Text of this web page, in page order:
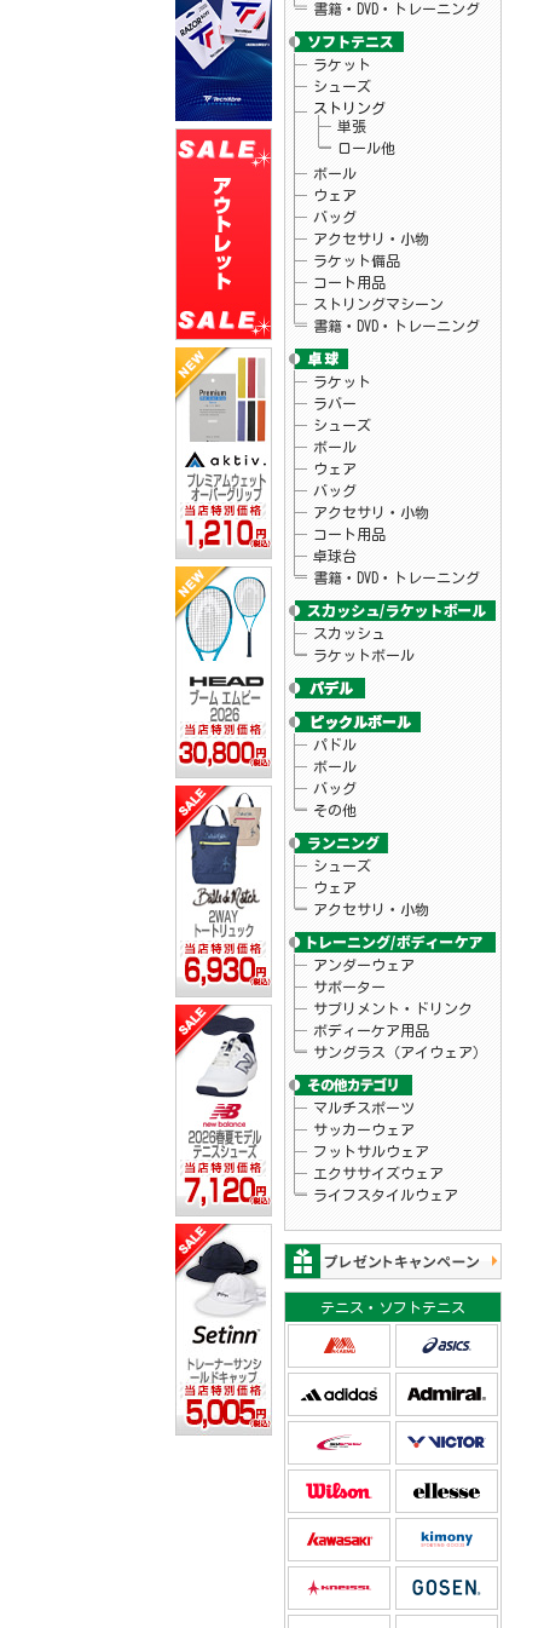
26.04.15 ウィルソン
テニスラケット・バッグ「ブレード V10」
シリーズ販売開始！
26.04.15 ブルイク
「アスリートUVアンブレラ」予約開始！
26.04.10 アクティフ
テニスグリップテープ「プレミアムウェッ
トオーバーグリップ」新発売！
26.04.07 ウィルソン
テニスラケット「ローランギャロスチーム
102」予約開始！
26.04.07 ウィルソン
テニスラケット「ローランギャロスコレク
ションモデル」入荷しました♪
26.04.03 ゴーセン
夏企画Tシャツ・ロゴキャップ予約開始！
書籍・DVD・トレーニング
ラケット
シューズ
ストリング
単張
ロール他
ボール
ウェア
バッグ
アクセサリ・小物
ラケット備品
コート用品
ストリングマシーン
書籍・DVD・トレーニング
ラケット
ラバー
シューズ
ボール
ウェア
バッグ
アクセサリ・小物
コート用品
卓球台
書籍・DVD・トレーニング
スカッシュ
ラケットボール
パドル
ボール
バッグ
その他
シューズ
ウェア
アクセサリ・小物
アンダーウェア
サポーター
サプリメント・ドリンク
ボディーケア用品
サングラス（アイウェア）
マルチスポーツ
サッカーウェア
フットサルウェア
エクササイズウェア
ライフスタイルウェア
テニス・ソフトテニス